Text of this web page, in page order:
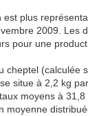
est plus
2009. Les
pour une
cheptel (calculée
situe à 2,2 kg
moyens à
moyenne